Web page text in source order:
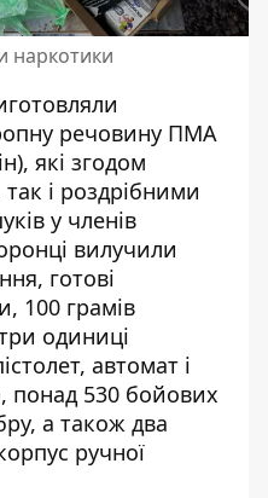
наркотики
речовину ПМА
які згодом
і роздрібними
у членів
вилучили
готові
100 грамів
одиниці
автомат і
530 бойових
а також два
ручної